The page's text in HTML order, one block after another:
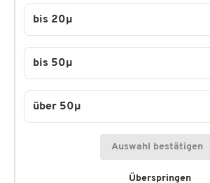
Überspringen
bis 20µ
bis 50µ
über 50µ
Auswahl bestätigen